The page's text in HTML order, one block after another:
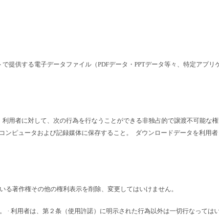
提供する電子データファイル（PDFデータ・PPTデータ等々、特定アプリ
用者に対して、次の行為を行なうことができる非独占的で譲渡不可能な権
ンピュータおよび記録媒体に保存すること。  ダウンロードデータを利用者
著作権その他の権利表示を削除、変更してはいけません。
· 利用者は、第２条（使用許諾）に明示された行為以外は一切行なっては